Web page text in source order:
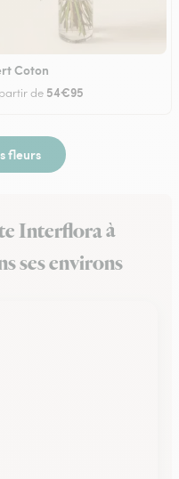
Coton
de 54€95
fleurs
Interflora à
ses environs